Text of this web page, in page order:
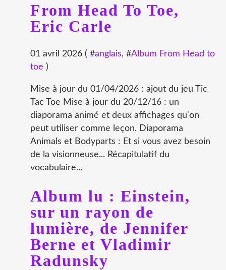
From Head To Toe,
Eric Carle
01 avril 2026 ( #anglais, #Album From Head to
toe )
Mise à jour du 01/04/2026 : ajout du jeu Tic
Tac Toe Mise à jour du 20/12/16 : un
diaporama animé et deux affichages qu'on
peut utiliser comme leçon. Diaporama
Animals et Bodyparts : Et si vous avez besoin
de la visionneuse... Récapitulatif du
vocabulaire...
Album lu : Einstein,
sur un rayon de
lumière, de Jennifer
Berne et Vladimir
Radunsky